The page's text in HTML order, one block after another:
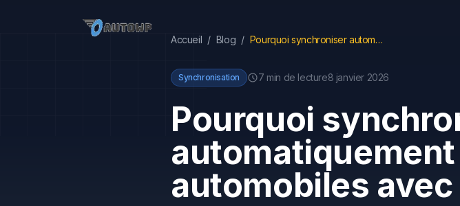
Accueil / Blog / Pourquoi synchroniser automatiquement vos annonces automobiles avec WordPress
Synchronisation 7 min de lecture8 janvier 2026
Pourquoi
automobiles